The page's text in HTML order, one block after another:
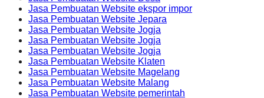
Jasa Pembuatan Website ekspor impor
Jasa Pembuatan Website Jepara
Jasa Pembuatan Website Jogja
Jasa Pembuatan Website Jogja
Jasa Pembuatan Website Jogja
Jasa Pembuatan Website Klaten
Jasa Pembuatan Website Magelang
Jasa Pembuatan Website Malang
Jasa Pembuatan Website pemerintah